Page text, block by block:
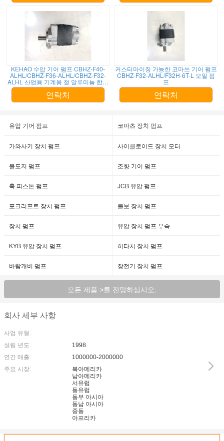
KEHAO 수압 기어 펌프 CBHZ-F40-
ALHL/CBHZ-F36-ALHL/CBHZ-F32-
ALHL 산업용 기계용 철 알루미늄 합금
1 년 보증 공장 공급
연락처
커스터마이징 가능한 코마쓰 기어 펌프
CBHZ-F32-ALHL/F32H-6T-L 오일 펌
프
연락처
유압 기어 펌프 코마츠 장치 펌프
가와사키 장치 펌프 사이클로이드 장치 모터
불도저 펌프 조향 기어 펌프
축 피스톤 펌프 JCB 유압 펌프
포크리프트 장치 펌프 볼보 장치 펌프
장치 펌프 유압 장치 펌프 부속
KYB 유압 장치 펌프 히타치 장치 펌프
바람개비 펌프 장전기 장치 펌프
모든 제품 >를 전망하십시오;
회사 세부 사항
사업 유형:
설립 년도:
1998
연간 매출:
1000000-2000000
주요 시장:
북아메리카
남아메리카
서유럽
동유럽
동부 아시아
동남 아시아
중동
아프리카